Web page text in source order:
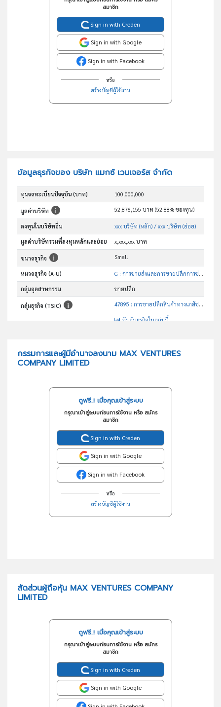
สมาชิก
Sign in with Creden
Sign in with Google
Sign in with Facebook
หรือ
สร้างบัญชีผู้ใช้งาน
ข้อมูลธุรกิจของ บริษัท แมกซ์ เวนเจอร์ส จำกัด
ทุนจดทะเบียนปัจจุบัน (บาท) 100,000,000
มูลค่าบริษัท 52,876,155 บาท (52.88% ของทุน)
ลงทุนในบริษัทอื่น xxx บริษัท (หลัก)/ xxx บริษัท (ย่อย)
มูลค่าบริษัทรวมที่ลงทุนหลักและย่อย x,xxx,xxx บาท
ขนาดธุรกิจ Small
หมวดธุรกิจ (A-U) G : การขายส่งและการขายปลีกการซ่อมยานยนต์และ จักรยานยนต์
กลุ่มอุตสาหกรรม ขายปลีก
กลุ่มธุรกิจ (TSIC) 47895 : การขายปลีกสินค้าทางเภสัชภัณฑ์และเวชภัณฑ์ เครื่องหอมและเครื่องสำอางบนแผงลอยและตลาด
อันดับธุรกิจในกลุ่มนี้
กรรมการและผู้มีอำนาจลงนาม MAX VENTURES
COMPANY LIMITED
ดูฟรี..! เมื่อคุณเข้าสู่ระบบ
กรุณาเข้าสู่ระบบก่อนการใช้งาน หรือ สมัคร
สมาชิก
Sign in with Creden
Sign in with Google
Sign in with Facebook
หรือ
สร้างบัญชีผู้ใช้งาน
สัดส่วนผู้ถือหุ้น MAX VENTURES COMPANY
LIMITED
ดูฟรี..! เมื่อคุณเข้าสู่ระบบ
กรุณาเข้าสู่ระบบก่อนการใช้งาน หรือ สมัคร
สมาชิก
Sign in with Creden
Sign in with Google